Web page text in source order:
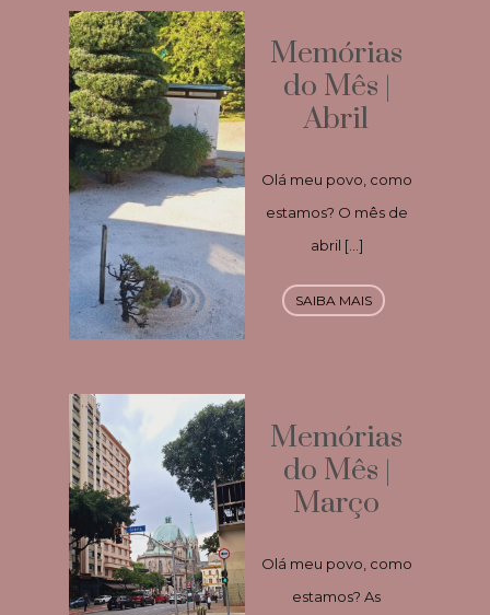
Memórias
do Mês |
Abril
Olá meu povo, como
estamos? O mês de
abril […]
SAIBA MAIS
Memórias
do Mês |
Março
Olá meu povo, como
estamos? As